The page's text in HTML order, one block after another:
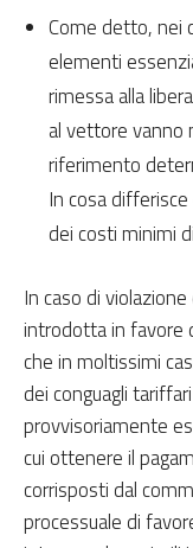
Come detto, nei
elementi
rimessa alla
al vettore vanno
riferimento
In cosa
dei costi minimi
In caso di
introdotta in favore
che in moltissimi
dei conguagli
provvisoriamente
cui ottenere il
corrisposti dal
processuale di